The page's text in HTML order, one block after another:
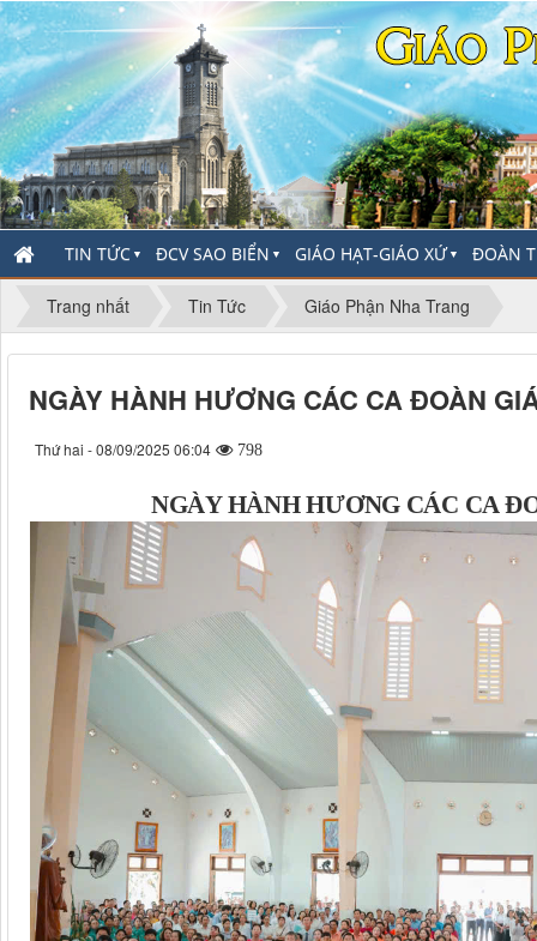
TIN TỨC ▼ ĐCV SAO BIỂN ▼ GIÁO HẠT-GIÁO XỨ▼ ĐOÀN
Trang nhất Tin Tức Giáo Phận Nha Trang
NGÀY HÀNH HƯƠNG CÁC CA ĐOÀN
Thứ hai - 08/09/2025 06:04 798
NGÀY HÀNH HƯƠNG CÁC CA